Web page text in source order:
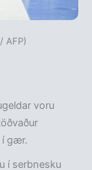
AFP)
voru
í gær.
í serbnesku